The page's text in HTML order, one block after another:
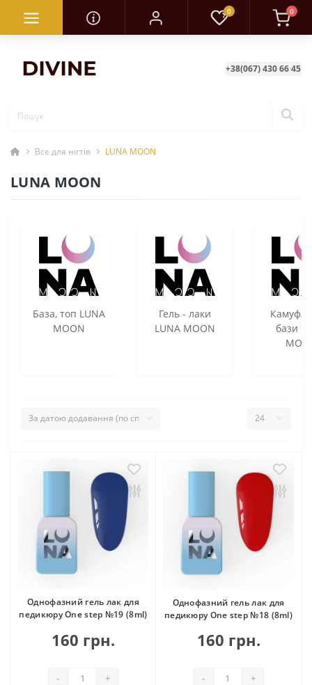
0 0
+38(067) 430 66 45
Все для нігтів LUNA MOON
LUNA MOON
База, топ LUNA
MOON
Гель - лаки
LUNA MOON
бази
Однофазний гель лак для
педикюру One step №19 (8ml)
160 грн.
- +
Однофазний гель лак для
педикюру One step №18 (8ml)
160 грн.
- +